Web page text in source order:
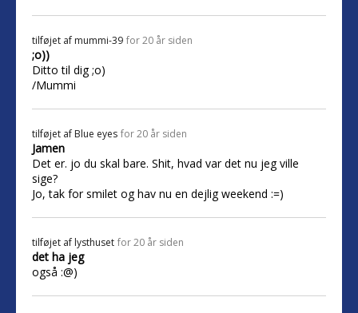
tilføjet af mummi-39 for 20 år siden
;o))
Ditto til dig ;o)
/Mummi
tilføjet af Blue eyes for 20 år siden
Jamen
Det er. jo du skal bare. Shit, hvad var det nu jeg ville
sige?
Jo, tak for smilet og hav nu en dejlig weekend :=)
tilføjet af lysthuset for 20 år siden
det ha jeg
også :@)